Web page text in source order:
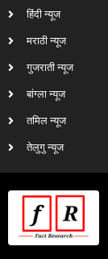
हिंदी न्यूज
मराठी न्यूज
गुजराती न्यूज
बांग्ला न्यूज
तमिल न्यूज
तेलुगु न्यूज